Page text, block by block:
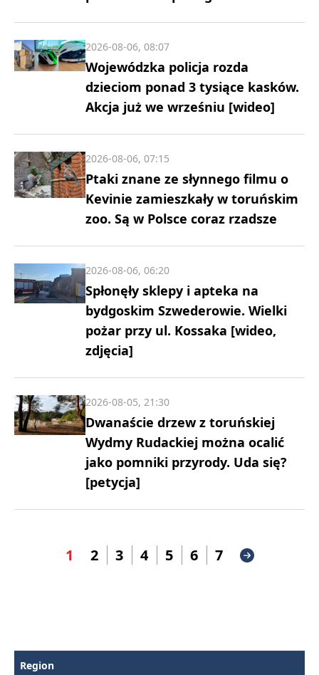
Wojewódzka policja rozda
dzieciom ponad 3 tysiące kasków.
Akcja już we wrześniu [wideo]
2026-08-06, 08:07
Ptaki znane ze słynnego filmu o
Kevinie zamieszkały w toruńskim
zoo. Są w Polsce coraz rzadsze
2026-08-06, 07:15
Spłonęły sklepy i apteka na
bydgoskim Szwederowie. Wielki
pożar przy ul. Kossaka [wideo,
zdjęcia]
2026-08-06, 06:20
Dwanaście drzew z toruńskiej
Wydmy Rudackiej można ocalić
jako pomniki przyrody. Uda się?
[petycja]
2026-08-05, 21:30
1 2 3 4 5 6 7
Region